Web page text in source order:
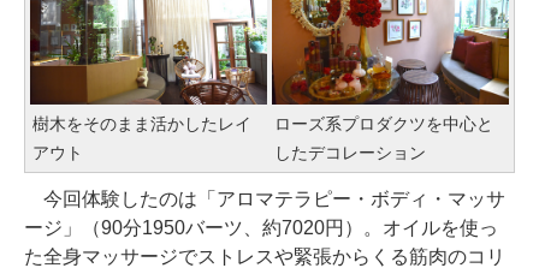
樹木をそのまま活かしたレイ
アウト
ローズ系プロダクツを中心と
したデコレーション
今回体験したのは「アロマテラピー・ボディ・マッサ
ージ」（90分1950バーツ、約7020円）。オイルを使っ
た全身マッサージでストレスや緊張からくる筋肉のコリ